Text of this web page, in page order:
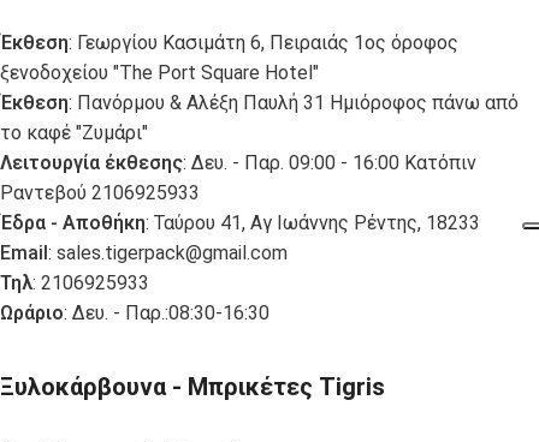
Έκθεση: Γεωργίου Κασιμάτη 6, Πειραιάς 1ος όροφος
ξενοδοχείου "The Port Square Hotel"
Έκθεση: Πανόρμου & Αλέξη Παυλή 31 Ημιόροφος πάνω από
το καφέ "Ζυμάρι"
Λειτουργία έκθεσης: Δευ. - Παρ. 09:00 - 16:00 Κατόπιν
Ραντεβού 2106925933
Έδρα - Αποθήκη: Ταύρου 41, Αγ Ιωάννης Ρέντης, 18233
Email : sales.tigerpack@gmail.com
Τηλ: 2106925933
Ωράριο: Δευ. - Παρ.:08:30-16:30
Ξυλοκάρβουνα - Μπρικέτες Tigris